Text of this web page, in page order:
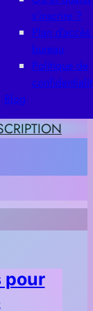
s’inscrire ?
Plan
bureau
Politique de
Blog
pour